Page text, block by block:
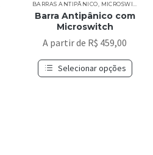
BARRAS ANTIPÂNICO MICROSWITCH
Barra Antipânico com
Microswitch
A partir de R$ 459,00
Selecionar opções